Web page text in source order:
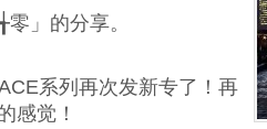
」的分享。
系列再次发新专了！再
感觉！